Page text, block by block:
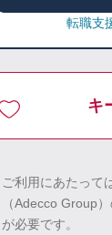
転職支
キ
ご利用にあたって
（Adecco Group
が必要です。